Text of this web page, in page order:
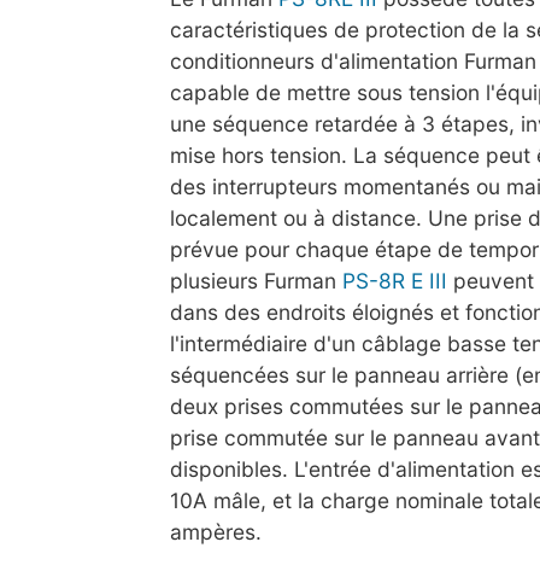
caractéristiques de protection de la
conditionneurs d'alimentation
capable de mettre sous tension
une séquence retardée à 3 étapes,
mise hors tension. La séquence peut
des interrupteurs momentanés ou
localement ou à distance. Une prise
prévue pour chaque étape de
plusieurs Furman PS-8R E III peuvent
dans des endroits éloignés et
l'intermédiaire d'un câblage basse
séquencées sur le panneau arrière
deux prises commutées sur le
prise commutée sur le panneau
disponibles. L'entrée d'alimentation
10A mâle, et la charge nominale
ampères.